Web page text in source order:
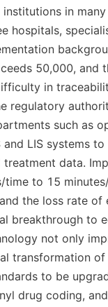
in
hospitals,
50,000, and
in
regulatory
such as
LIS systems
data.
to 15
the loss rate of
breakthrough to
not only
transformation
to be
drug coding,